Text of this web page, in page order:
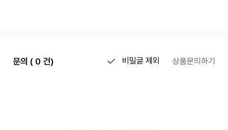
문의 ( 0 건) 비밀글 제외 상품문의하기